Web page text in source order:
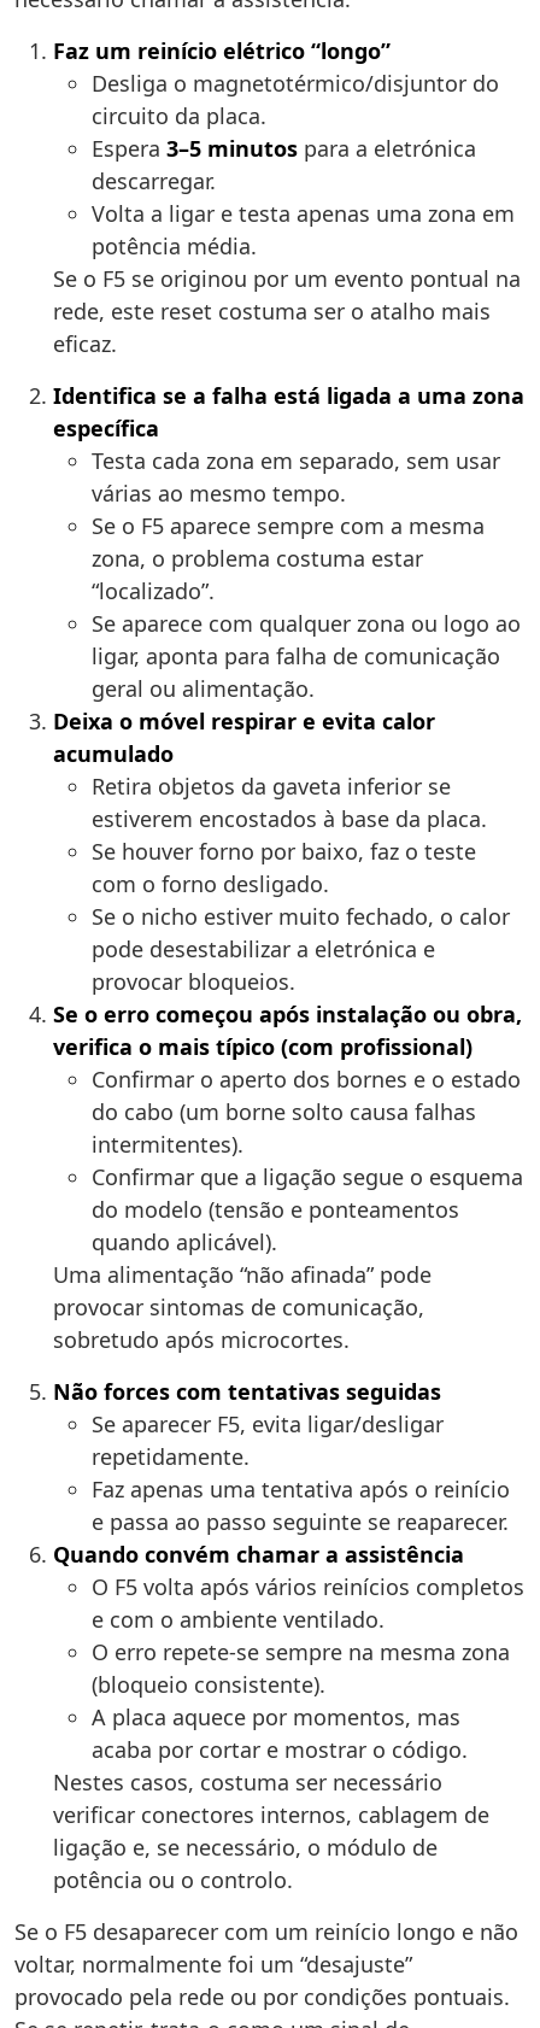
Faz um reinício elétrico “longo”
Desliga o magnetotérmico/disjuntor do
circuito da placa.
Espera 3–5 minutos para a eletrónica
descarregar.
Volta a ligar e testa apenas uma zona em
potência média.
Se o F5 se originou por um evento pontual na
rede, este reset costuma ser o atalho mais
eficaz.
Identifica se a falha está ligada a uma zona
específica
Testa cada zona em separado, sem usar
várias ao mesmo tempo.
Se o F5 aparece sempre com a mesma
zona, o problema costuma estar
“localizado”.
Se aparece com qualquer zona ou logo ao
ligar, aponta para falha de comunicação
geral ou alimentação.
Deixa o móvel respirar e evita calor
acumulado
Retira objetos da gaveta inferior se
estiverem encostados à base da placa.
Se houver forno por baixo, faz o teste
com o forno desligado.
Se o nicho estiver muito fechado, o calor
pode desestabilizar a eletrónica e
provocar bloqueios.
Se o erro começou após instalação ou obra,
verifica o mais típico (com profissional)
Confirmar o aperto dos bornes e o estado
do cabo (um borne solto causa falhas
intermitentes).
Confirmar que a ligação segue o esquema
do modelo (tensão e ponteamentos
quando aplicável).
Uma alimentação “não afinada” pode
provocar sintomas de comunicação,
sobretudo após microcortes.
Não forces com tentativas seguidas
Se aparecer F5, evita ligar/desligar
repetidamente.
Faz apenas uma tentativa após o reinício
e passa ao passo seguinte se reaparecer.
Quando convém chamar a assistência
O F5 volta após vários reinícios completos
e com o ambiente ventilado.
O erro repete-se sempre na mesma zona
(bloqueio consistente).
A placa aquece por momentos, mas
acaba por cortar e mostrar o código.
Nestes casos, costuma ser necessário
verificar conectores internos, cablagem de
ligação e, se necessário, o módulo de
potência ou o controlo.
Se o F5 desaparecer com um reinício longo e não
voltar, normalmente foi um “desajuste”
provocado pela rede ou por condições pontuais.